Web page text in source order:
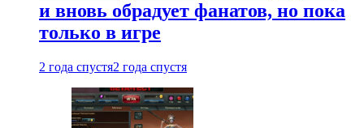
и вновь обрадует фанатов, но пока
только в игре
2 года спустя2 года спустя